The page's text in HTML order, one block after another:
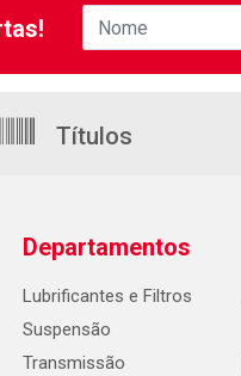
Títulos
Departamentos
Lubrificantes e Filtros
Suspensão
Transmissão